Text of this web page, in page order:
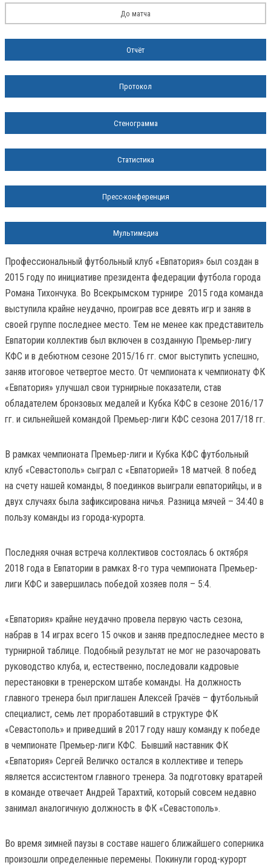
До матча
Отчёт
Протокол
Стенограмма
Статистика
Пресс-конференция
Мультимедиа
Профессиональный футбольный клуб «Евпатория» был создан в
2015 году по инициативе президента федерации футбола города
Романа Тихончука. Во Всекрымском турнире 2015 года команда
выступила крайне неудачно, проиграв все девять игр и заняв в
своей группе последнее место. Тем не менее как представитель
Евпатории коллектив был включен в созданную Премьер-лигу
КФС и в дебютном сезоне 2015/16 гг. смог выступить успешно,
заняв итоговое четвертое место. От чемпионата к чемпионату ФК
«Евпатория» улучшал свои турнирные показатели, став
обладателем бронзовых медалей и Кубка КФС в сезоне 2016/17
гг. и сильнейшей командой Премьер-лиги КФС сезона 2017/18 гг.
В рамках чемпионата Премьер-лиги и Кубка КФС футбольный
клуб «Севастополь» сыграл с «Евпаторией» 18 матчей. 8 побед
на счету нашей команды, 8 поединков выиграли евпаторийцы, и в
двух случаях была зафиксирована ничья. Разница мячей – 34:40 в
пользу команды из города-курорта.
Последняя очная встреча коллективов состоялась 6 октября
2018 года в Евпатории в рамках 8-го тура чемпионата Премьер-
лиги КФС и завершилась победой хозяев поля – 5:4.
«Евпатория» крайне неудачно провела первую часть сезона,
набрав в 14 играх всего 15 очков и заняв предпоследнее место в
турнирной таблице. Подобный результат не мог не разочаровать
руководство клуба, и, естественно, последовали кадровые
перестановки в тренерском штабе команды. На должность
главного тренера был приглашен Алексей Грачёв – футбольный
специалист, семь лет проработавший в структуре ФК
«Севастополь» и приведший в 2017 году нашу команду к победе
в чемпионате Премьер-лиги КФС. Бывший наставник ФК
«Евпатория» Сергей Величко остался в коллективе и теперь
является ассистентом главного тренера. За подготовку вратарей
в команде отвечает Андрей Тарахтий, который совсем недавно
занимал аналогичную должность в ФК «Севастополь».
Во время зимней паузы в составе нашего ближайшего соперника
произошли определенные перемены. Покинули город-курорт